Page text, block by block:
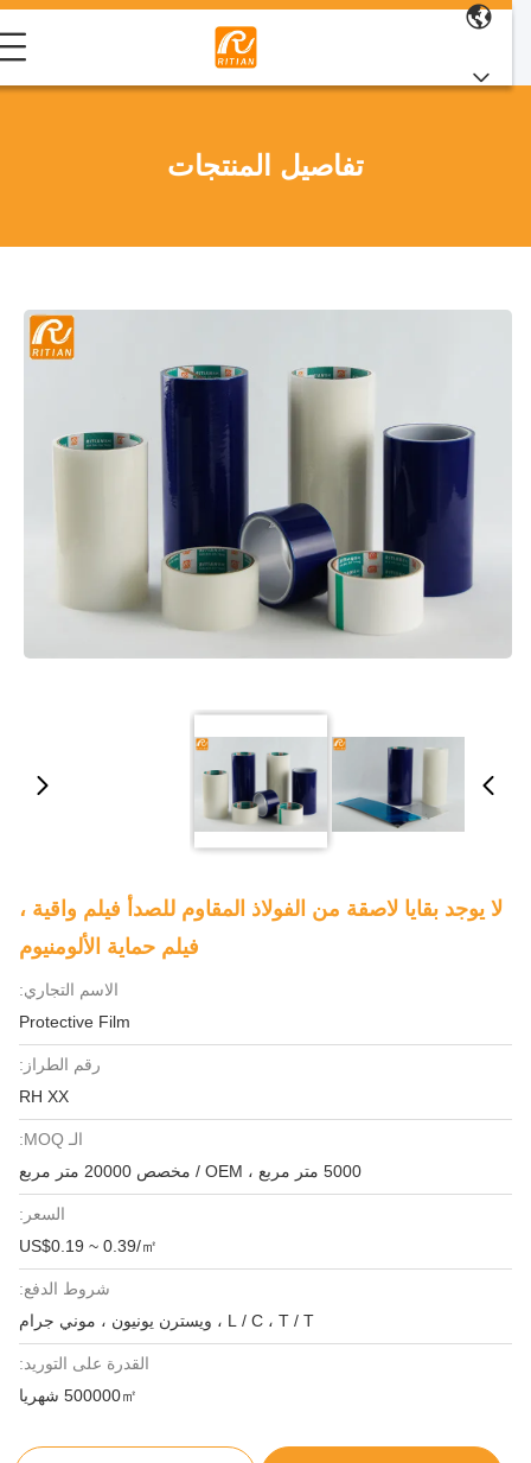
تفاصيل المنتجات
لا يوجد بقايا لاصقة من الفولاذ المقاوم للصدأ فيلم واقية ،
فيلم حماية الألومنيوم
الاسم التجاري:
Protective Film
رقم الطراز:
RH XX
الـ MOQ:
5000 متر مربع ، OEM / مخصص 20000 متر مربع
السعر:
US$0.19 ~ 0.39/㎡
شروط الدفع:
L / C ، T / T ، ويسترن يونيون ، موني جرام
القدرة على التوريد:
500000㎡ شهريا